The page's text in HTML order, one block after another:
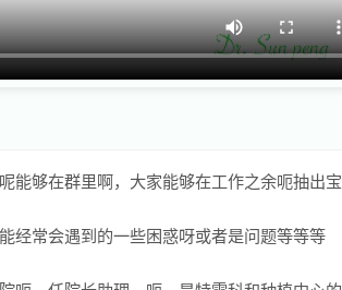
能够在群里啊，大家能够在工作之余呃抽出宝
经常会遇到的一些困惑呀或者是问题等等等